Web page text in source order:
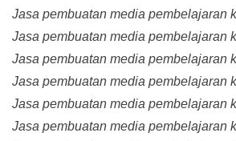
Jasa pembuatan media pembelajaran
Jasa pembuatan media pembelajaran
Jasa pembuatan media pembelajaran
Jasa pembuatan media pembelajaran
Jasa pembuatan media pembelajaran
Jasa pembuatan media pembelajaran